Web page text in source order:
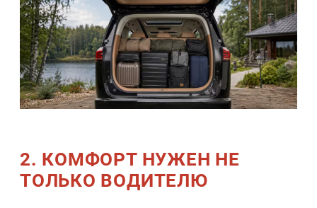
2. КОМФОРТ НУЖЕН НЕ
ТОЛЬКО ВОДИТЕЛЮ